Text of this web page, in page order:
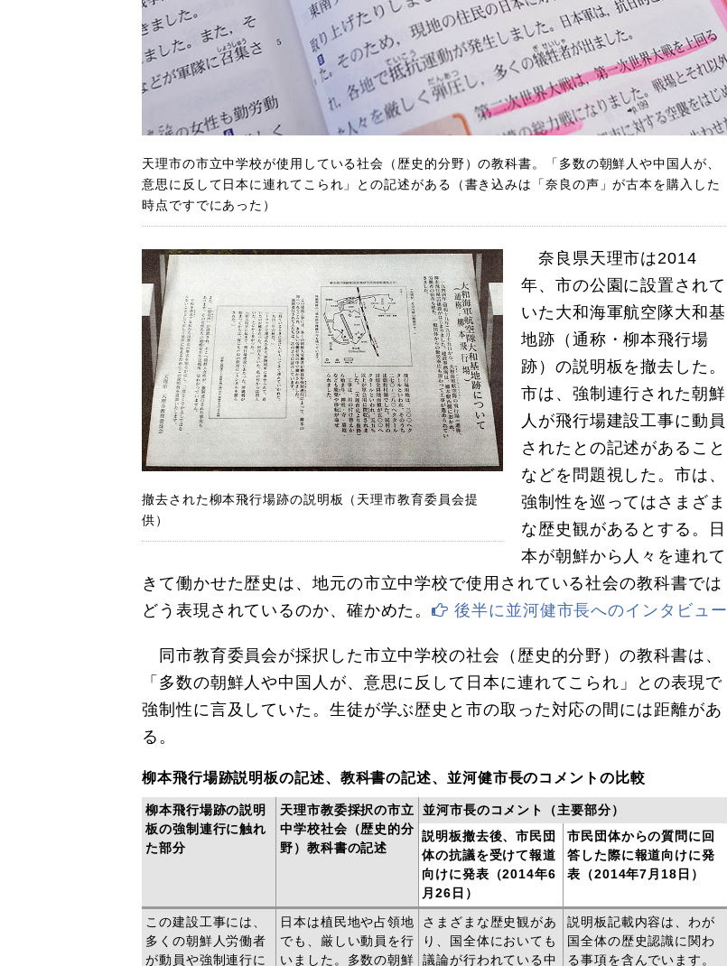
天理市の市立中学校が使用している社会（歴史的分野）の教科書。「多数の朝鮮人や中国人が、
意思に反して日本に連れてこられ」との記述がある（書き込みは「奈良の声」が古本を購入した
時点ですでにあった）
撤去された柳本飛行場跡の説明板（天理市教育委員会提
供）
奈良県天理市は2014
年、市の公園に設置されて
いた大和海軍航空隊大和基
地跡（通称・柳本飛行場
跡）の説明板を撤去した。
市は、強制連行された朝鮮
人が飛行場建設工事に動員
されたとの記述があること
などを問題視した。市は、
強制性を巡ってはさまざま
な歴史観があるとする。日
本が朝鮮から人々を連れて
きて働かせた歴史は、地元の市立中学校で使用されている社会の教科書では
どう表現されているのか、確かめた。
後半に並河健市長へのインタビュー
同市教育委員会が採択した市立中学校の社会（歴史的分野）の教科書は、
「多数の朝鮮人や中国人が、意思に反して日本に連れてこられ」との表現で
強制性に言及していた。生徒が学ぶ歴史と市の取った対応の間には距離があ
る。
柳本飛行場跡説明板の記述、教科書の記述、並河健市長のコメントの比較
柳本飛行場跡の説明
板の強制連行に触れ
た部分
天理市教委採択の市立
中学校社会（歴史的分
野）教科書の記述
並河市長のコメント（主要部分）
説明板撤去後、市民団
体の抗議を受けて報道
向けに発表（2014年6
月26日）
市民団体からの質問に回
答した際に報道向けに発
表（2014年7月18日）
この建設工事には、
多くの朝鮮人労働者
が動員や強制連行に
日本は植民地や占領地
でも、厳しい動員を行
いました。多数の朝鮮
さまざまな歴史観があ
り、国全体においても
議論が行われている中
説明板記載内容は、わが
国全体の歴史認識に関わ
る事項を含んでいます。